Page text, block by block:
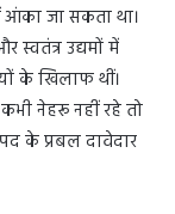
आंका जा सकता था।
स्वतंत्र उद्यमों में
के खिलाफ थीं।
नेहरू नहीं रहे तो
के प्रबल दावेदार